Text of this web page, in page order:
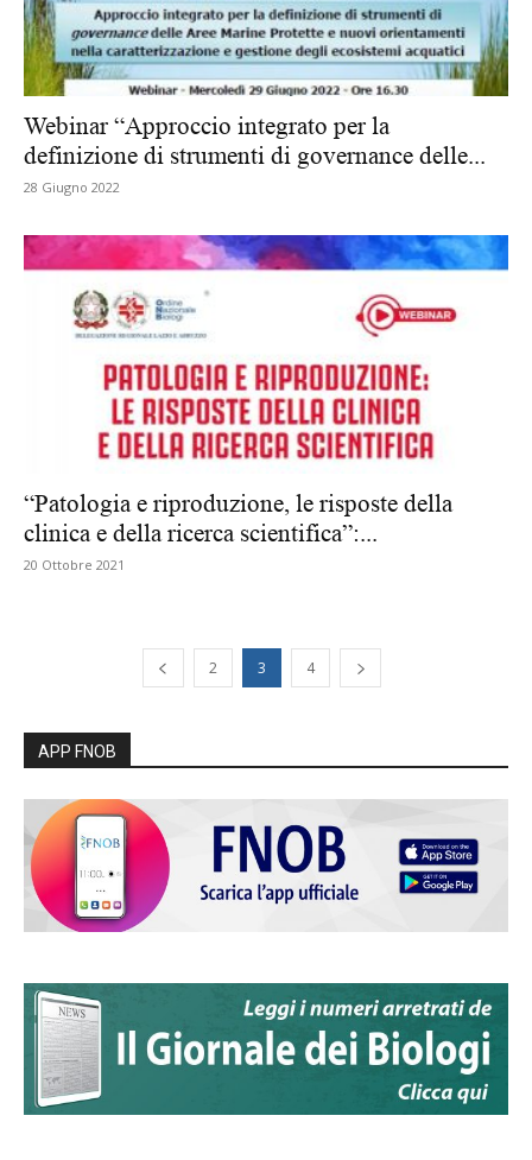
Webinar “Approccio integrato per la
definizione di strumenti di governance delle...
28 Giugno 2022
“Patologia e riproduzione, le risposte della
clinica e della ricerca scientifica”:...
20 Ottobre 2021
2 3 4
APP FNOB